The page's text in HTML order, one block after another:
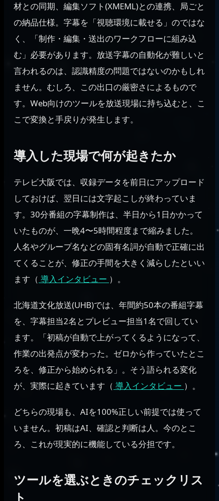
材との同期、編集ソフト(XMEML)との連携、局ごと
の納品仕様。字幕を「視聴環境に載せる」のではな
く、「制作・編集・送出のワークフローに組み込
む」必要があります。放送字幕の自動化が難しいと
言われるのは、認識精度の問題ではないのかもしれ
ません。むしろ、この出口の厳密さによるもので
す。Web向けのツールを放送現場に持ち込むと、こ
こで変換と手戻りが発生します。
導入した現場で何が起きたか
テレビ大阪では、収録データを前日にアップロード
しておけば、翌日には文字起こしが終わっていま
す。30分番組の字幕制作は、半日から1日かかって
いたものが、一晩4〜5時間程度まで縮みました。
人名やグループ名などの固有名詞が自動で正確に出
てくることが、修正の手間を大きく減らしたといい
ます（ 導入インタビュー ）。
北海道文化放送(UHB)では、年間約50本の番組字幕
を、字幕担当2名とプレビュー担当1名で回してい
ます。「初稿が自動で上がってくるようになって、
作業の出発点が変わった。ゼロから作っていたとこ
ろを、修正から始められる」。そう語られる変化
が、実際に起きています（ 導入インタビュー ）。
どちらの現場も、AIを100%正しい前提では使って
いません。初稿はAI、確認と判断は人。今のとこ
ろ、これが現実的に機能している分担です。
ツールを選ぶときのチェックリス
ト